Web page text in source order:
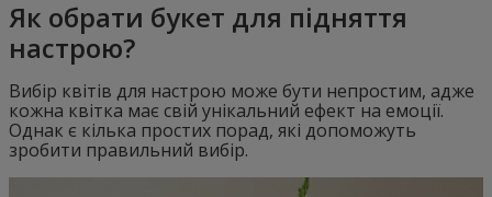
Як обрати букет для підняття
настрою?
Вибір квітів для настрою може бути непростим, адже
кожна квітка має свій унікальний ефект на емоції.
Однак є кілька простих порад, які допоможуть
зробити правильний вибір.